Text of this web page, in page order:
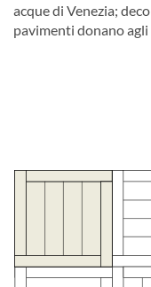
acque di Venezia;
pavimenti donano agli